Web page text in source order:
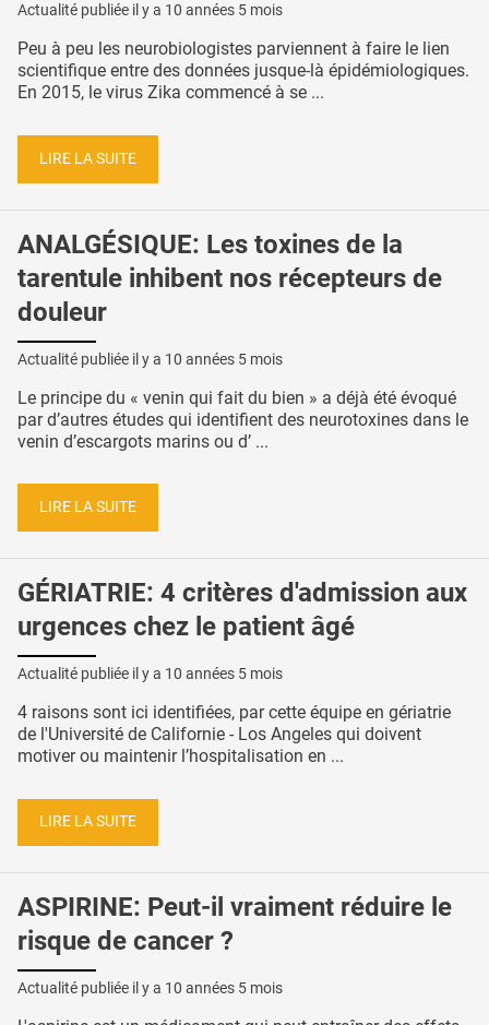
Actualité publiée il y a 10 années 5 mois
Peu à peu les neurobiologistes parviennent à faire le lien
scientifique entre des données jusque-là épidémiologiques.
En 2015, le virus Zika commencé à se ...
LIRE LA SUITE
ANALGÉSIQUE: Les toxines de la
tarentule inhibent nos récepteurs de
douleur
Actualité publiée il y a 10 années 5 mois
Le principe du « venin qui fait du bien » a déjà été évoqué
par d’autres études qui identifient des neurotoxines dans le
venin d’escargots marins ou d’ ...
LIRE LA SUITE
GÉRIATRIE: 4 critères d'admission aux
urgences chez le patient âgé
Actualité publiée il y a 10 années 5 mois
4 raisons sont ici identifiées, par cette équipe en gériatrie
de l'Université de Californie - Los Angeles qui doivent
motiver ou maintenir l’hospitalisation en ...
LIRE LA SUITE
ASPIRINE: Peut-il vraiment réduire le
risque de cancer ?
Actualité publiée il y a 10 années 5 mois